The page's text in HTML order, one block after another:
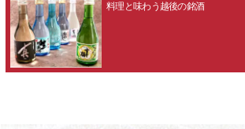
料理と味わう越後の銘酒